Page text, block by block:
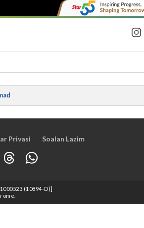
Privasi Soalan Lazim
(10894-D)]